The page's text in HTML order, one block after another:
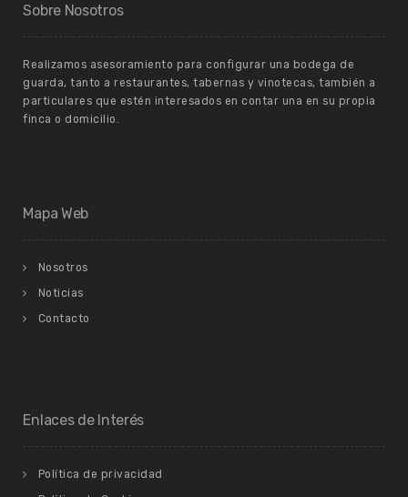
Sobre Nosotros
Realizamos asesoramiento para configurar una bodega de
guarda, tanto a restaurantes, tabernas y vinotecas, también a
particulares que estén interesados en contar una en su propia
finca o domicilio.
Mapa Web
Nosotros
Noticias
Contacto
Enlaces de Interés
Política de privacidad